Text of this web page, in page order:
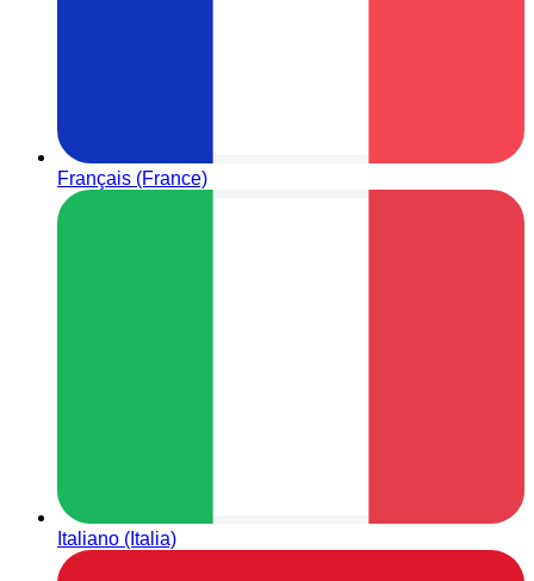
Français (France)
Italiano (Italia)